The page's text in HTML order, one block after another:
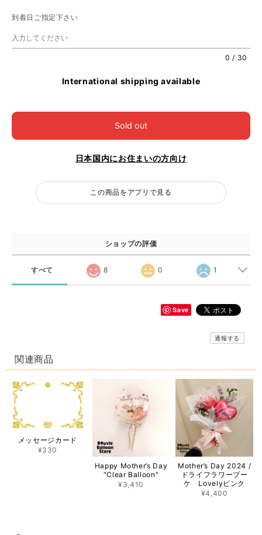
到着日ご指定下さい
0 / 30
International shipping available
Sold out
日本国内にお住まいの方向け
この商品をアプリで見る
ショップの評価
すべて 8 0 1
Save
通報する
関連商品
メッセージカード
¥330
Happy Mother’s Day
"Clear Balloon"
¥3,410
Mother’s Day 2024 /
ドライフラワーブー
ケ Lovelyピンク
¥4,400